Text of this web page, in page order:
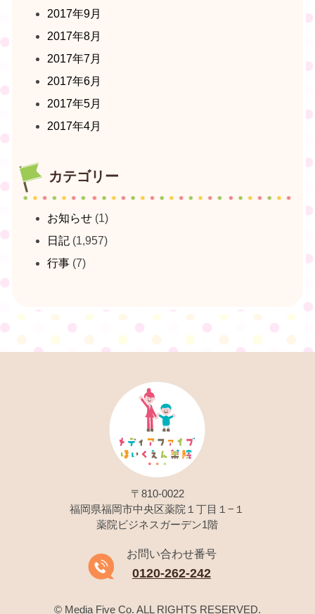
2017年9月
2017年8月
2017年7月
2017年6月
2017年5月
2017年4月
カテゴリー
お知らせ (1)
日記 (1,957)
行事 (7)
〒810-0022
福岡県福岡市中央区薬院１丁目１−１
薬院ビジネスガーデン1階
お問い合わせ番号
0120-262-242
© Media Five Co. ALL RIGHTS RESERVED.